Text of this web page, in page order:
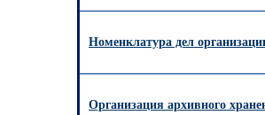
Номенклатура дел
Организация архивного